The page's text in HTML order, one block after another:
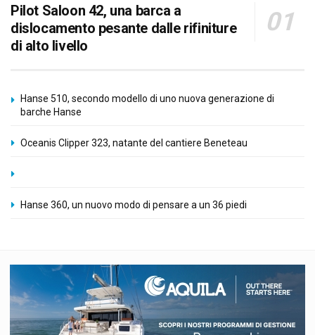
Pilot Saloon 42, una barca a
dislocamento pesante dalle rifiniture
di alto livello
Hanse 510, secondo modello di uno nuova generazione di
barche Hanse
Oceanis Clipper 323, natante del cantiere Beneteau
Hanse 360, un nuovo modo di pensare a un 36 piedi